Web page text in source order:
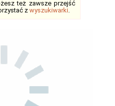
też zawsze przejść
z wyszukiwarki.